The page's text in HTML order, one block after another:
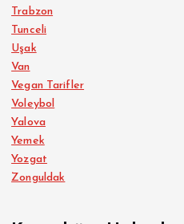
Trabzon
Tunceli
Uşak
Van
Vegan Tarifler
Voleybol
Yalova
Yemek
Yozgat
Zonguldak